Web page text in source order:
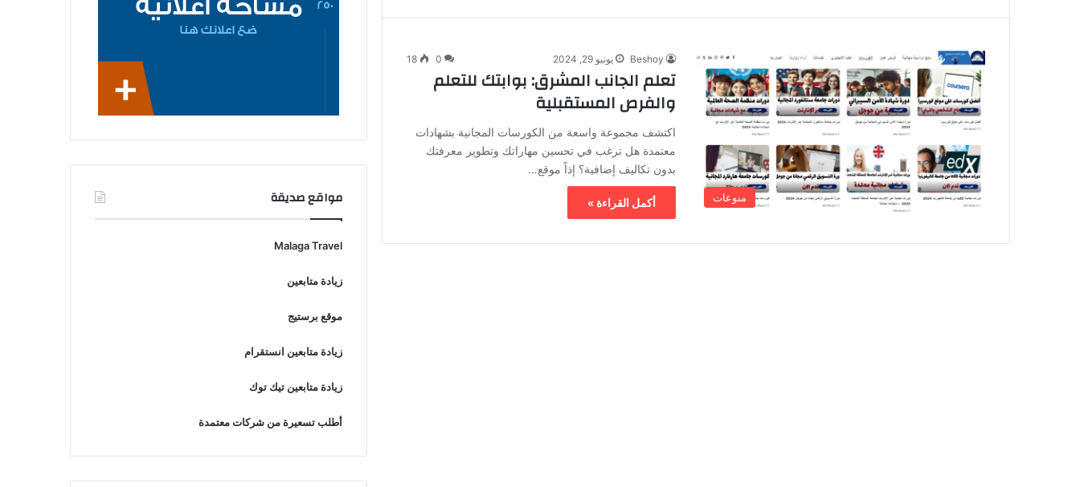
منوعات
Beshoy يونيو 29, 2024 0
18
تعلم الجانب المشرق: بوابتك للتعلم
والفرص المستقبلية
اكتشف مجموعة واسعة من الكورسات المجانية بشهادات
معتمدة هل ترغب في تحسين مهاراتك وتطوير معرفتك
بدون تكاليف إضافية؟ إذاً موقع…
أكمل القراءة » مواقع صديقة
Malaga Travel
زيادة متابعين
موقع برستيج
زيادة متابعين انستقرام
زيادة متابعين تيك توك
أطلب تسعيرة من شركات معتمدة